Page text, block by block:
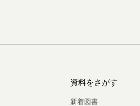
資料をさがす
新着図書